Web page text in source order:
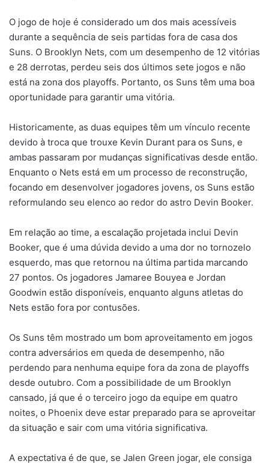
O jogo de hoje é considerado um dos mais acessíveis
durante a sequência de seis partidas fora de casa dos
Suns. O Brooklyn Nets, com um desempenho de 12 vitórias
e 28 derrotas, perdeu seis dos últimos sete jogos e não
está na zona dos playoffs. Portanto, os Suns têm uma boa
oportunidade para garantir uma vitória.
Historicamente, as duas equipes têm um vínculo recente
devido à troca que trouxe Kevin Durant para os Suns, e
ambas passaram por mudanças significativas desde então.
Enquanto o Nets está em um processo de reconstrução,
focando em desenvolver jogadores jovens, os Suns estão
reformulando seu elenco ao redor do astro Devin Booker.
Em relação ao time, a escalação projetada inclui Devin
Booker, que é uma dúvida devido a uma dor no tornozelo
esquerdo, mas que retornou na última partida marcando
27 pontos. Os jogadores Jamaree Bouyea e Jordan
Goodwin estão disponíveis, enquanto alguns atletas do
Nets estão fora por contusões.
Os Suns têm mostrado um bom aproveitamento em jogos
contra adversários em queda de desempenho, não
perdendo para nenhuma equipe fora da zona de playoffs
desde outubro. Com a possibilidade de um Brooklyn
cansado, já que é o terceiro jogo da equipe em quatro
noites, o Phoenix deve estar preparado para se aproveitar
da situação e sair com uma vitória significativa.
A expectativa é de que, se Jalen Green jogar, ele consiga